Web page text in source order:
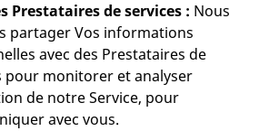
Prestataires de services : Nous
partager Vos informations
avec des Prestataires de
pour monitorer et analyser
de notre Service, pour
avec vous.